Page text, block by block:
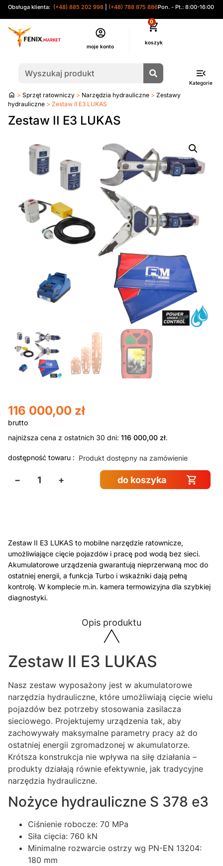
Obsługa klienta: (+48) 885 202 998 (+48) 788 875 886Pon. - Pt.: 8:00-16:00
moje konto
0
Kategorie
Strona
główna
> Sprzęt ratowniczy > Narzędzia hydrauliczne > Zestawy
hydrauliczne > Zestaw II E3 LUKAS
Zestaw II E3 LUKAS to mobilne narzędzie ratownicze,
umożliwiające cięcie pojazdów i pracę pod wodą bez sieci.
Akumulatorowe urządzenia gwarantują nieprzerwaną moc do
ostatniej energii, a funkcja Turbo i wskaźniki dają pełną
kontrolę. W komplecie m.in. kamera termowizyjna dla szybkiej
diagnostyki.
Opis produktu
Zestaw II E3 LUKAS
Nasz zestaw wyposażony jest w akumulatorowe
narzędzia hydrauliczne, które umożliwiają cięcie wielu
pojazdów bez potrzeby stosowania zasilacza
sieciowego. Projektujemy urządzenia tak, aby
zachowywały maksymalne parametry pracy aż do
ostatniej energii zgromadzonej w akumulatorze.
Krótsza konstrukcja nie wpływa na siłę działania –
produkty działają równie efektywnie, jak tradycyjne
narzędzia hydrauliczne.
Nożyce hydrauliczne S 378 e3
Ciśnienie robocze: 70 MPa
Siła cięcia: 760 kN
Minimalne rozwarcie ostrzy wg PN-EN 13204:
180 mm
Zestaw II E3 LUKAS
116 000,00 zł
najniższa cena z ostatnich 30 dni: 116 000,00 zł.
dostępność towaru : Produkt dostępny na zamówienie
− + do koszyka